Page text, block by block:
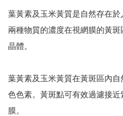
葉黃素及玉米黃質是自然存在
兩種物質的濃度在視網膜的黃
晶體。
葉黃素及玉米黃質在黃斑區內
色色素。黃斑點可有效過濾接
膜。